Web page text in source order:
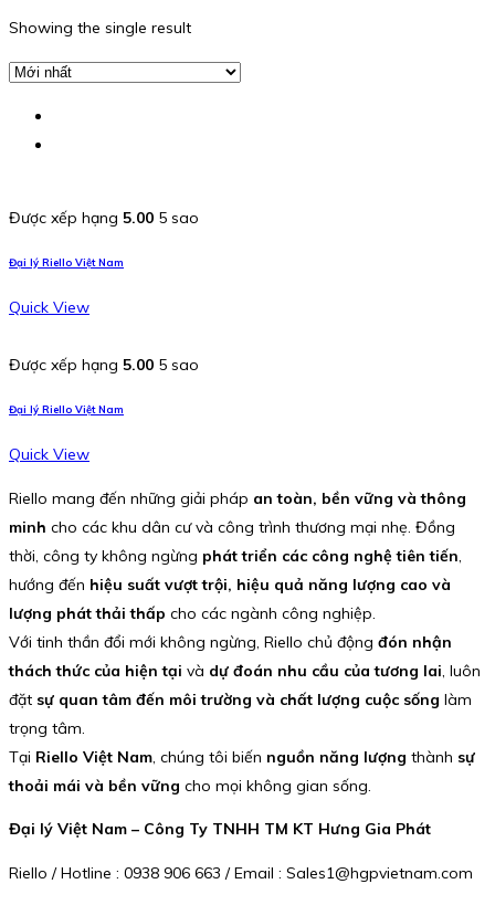
Showing the single result
Được xếp hạng 5.00 5 sao
Đại lý Riello Việt Nam
Quick View
Được xếp hạng 5.00 5 sao
Đại lý Riello Việt Nam
Quick View
Riello mang đến những giải pháp an toàn, bền vững và thông
minh cho các khu dân cư và công trình thương mại nhẹ. Đồng
thời, công ty không ngừng phát triển các công nghệ tiên tiến
hướng đến hiệu suất vượt trội, hiệu quả năng lượng cao và
lượng phát thải thấp cho các ngành công nghiệp.
Với tinh thần đổi mới không ngừng, Riello chủ động đón nhận
thách thức của hiện tại và dự đoán nhu cầu của tương lai , luôn
đặt sự quan tâm đến môi trường và chất lượng cuộc sống làm
trọng tâm.
Tại Riello Việt Nam , chúng tôi biến nguồn năng lượng thành sự
thoải mái và bền vững cho mọi không gian sống.
Đại lý Việt Nam – Công Ty TNHH TM KT Hưng Gia Phát
Riello / Hotline : 0938 906 663 / Email : Sales1@hgpvietnam.com